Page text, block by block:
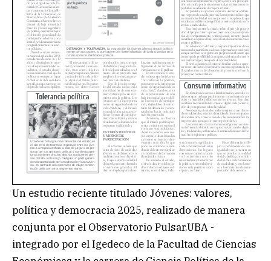
Un estudio reciente titulado Jóvenes: valores,
política y democracia 2025, realizado de manera
conjunta por el Observatorio Pulsar.UBA -
integrado por el Igedeco de la Facultad de Ciencias